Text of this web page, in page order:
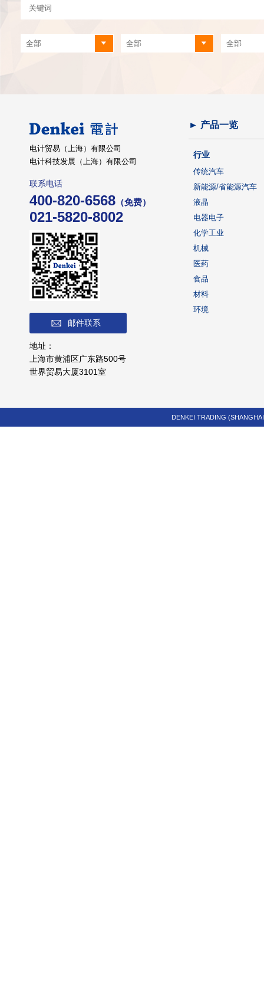
电计贸易（上海）有限公司
电计科技发展（上海）有限公司
联系电话
400-820-6568 （免费）
021-5820-8002
邮件联系
地址：
上海市黄浦区广东路500号
世界贸易大厦3101室
► 产品一览
行业
传统汽车
新能源/省能源汽车
液晶
电器电子
化学工业
机械
医药
食品
材料
环境
DENKEI TRADING